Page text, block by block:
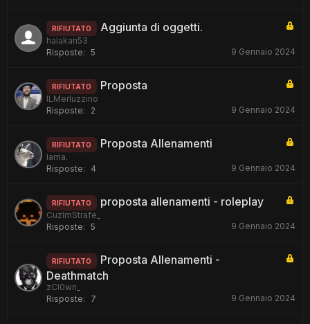
RIFIUTATO Aggiunta di oggetti.
halakan53
Risposte: 5 9 Gennaio 2024
RIFIUTATO Proposta
ILMerluzzino
Risposte:
2 9 Gennaio 2024
RIFIUTATO Proposta Allenamenti
lama.
Risposte:
4 9 Gennaio 2024
RIFIUTATO proposta allenamenti - roleplay
CuzImStrafe_
Risposte: 5 9 Gennaio 2024
RIFIUTATO
Proposta Allenamenti -
Deathmatch
zCl0wn_
Risposte:
7 9 Gennaio 2024